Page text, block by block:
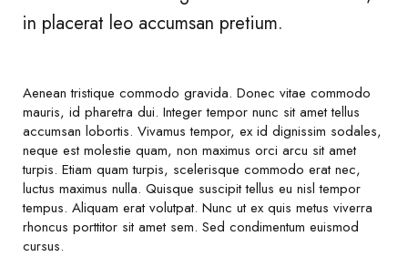
in placerat leo accumsan pretium.
Aenean tristique commodo gravida. Donec vitae commodo
mauris, id pharetra dui. Integer tempor nunc sit amet tellus
accumsan lobortis. Vivamus tempor, ex id dignissim sodales,
neque est molestie quam, non maximus orci arcu sit amet
turpis. Etiam quam turpis, scelerisque commodo erat nec,
luctus maximus nulla. Quisque suscipit tellus eu nisl tempor
tempus. Aliquam erat volutpat. Nunc ut ex quis metus viverra
rhoncus porttitor sit amet sem. Sed condimentum euismod
cursus.